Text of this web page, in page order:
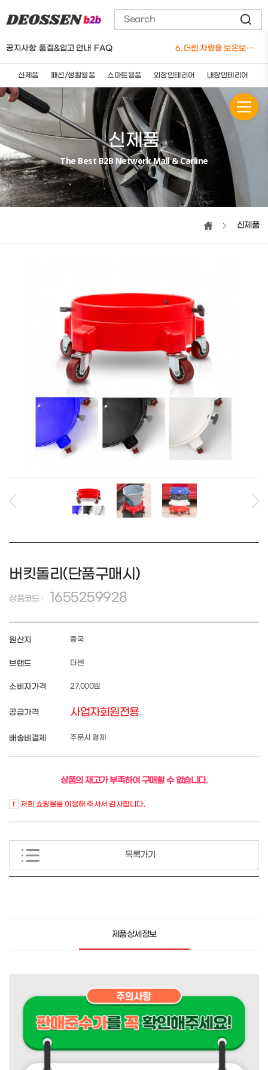
공지사항 품절&입고 안내 FAQ
4. 더쎈 차량용 유선 청소기 12V
5. 요술쿨링방석(4팬)
7. 더쎈 트리플 엑스 실리콘 와이퍼 650mm
9. 더쎈 차량용 슬림플러스 3D 통풍 쿨시트
10. 더쎈 5세대 브러쉬매트
1. 버킷돌리+고급형바퀴세트
신제품 패션/생활용품 스마트용품 외장인테리어 내장인테리어
신제품
The Best B2B Network Mall & Carline
신제품
버킷돌리(단품구매시)
상품코드 : 1655259928
원산지 중국
브랜드 더쎈
소비자가격 27,000원
공급가격 사업자회원전용
배송비결제 주문시 결제
상품의 재고가 부족하여 구매할 수 없습니다.
저희 쇼핑몰을 이용해 주셔서 감사합니다.
목록가기
제품상세정보